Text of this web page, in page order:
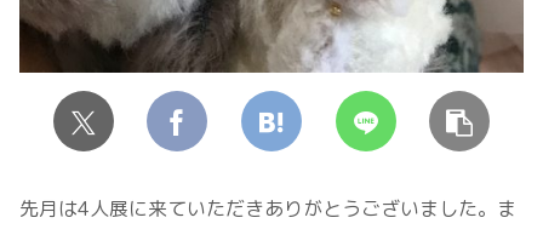
先月は4人展に来ていただきありがとうございました。ま